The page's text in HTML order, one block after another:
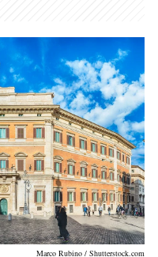
Marco Rubino / Shutterstock.com